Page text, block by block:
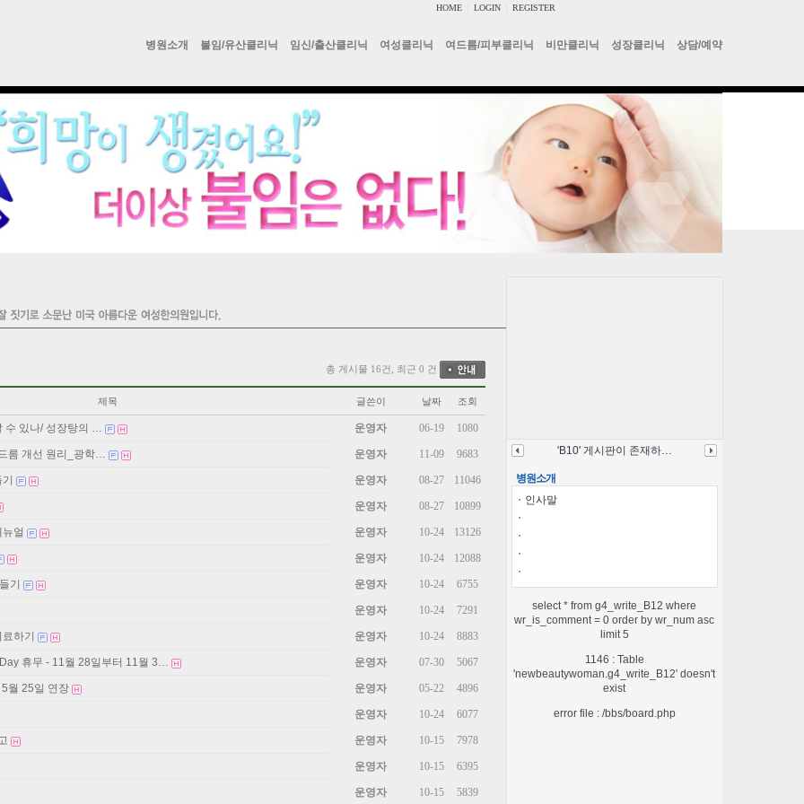
HOME LOGIN REGISTER
병원소개 불임/유산클리닉 임신/출산클리닉 여성클리닉 여드름/피부클리닉 비만클리닉 성장클리닉 상담/예약
총 게시물 16건, 최근 0 건
제목 글쓴이 날짜 조회
수 있나/ 성장탕의 … 운영자 06-19 1080
름 개선 원리_광학… 운영자 11-09 9683
운영자 08-27 11046
운영자 08-27 10899
얼 운영자 10-24 13126
운영자 10-24 12088
기 운영자 10-24 6755
운영자 10-24 7291
하기 운영자 10-24 8883
휴무 - 11월 28일부터 11월 3… 운영자 07-30 5067
월 25일 연장 운영자 05-22 4896
운영자 10-24 6077
운영자 10-15 7978
운영자 10-15 6395
운영자 10-15 5839
'B10' 게시판이 존재하…
병원소개
인사말
select * from g4_write_B12 where
wr_is_comment = 0 order by wr_num asc
limit 5
1146 : Table
'newbeautywoman.g4_write_B12' doesn't
exist
error file : /bbs/board.php